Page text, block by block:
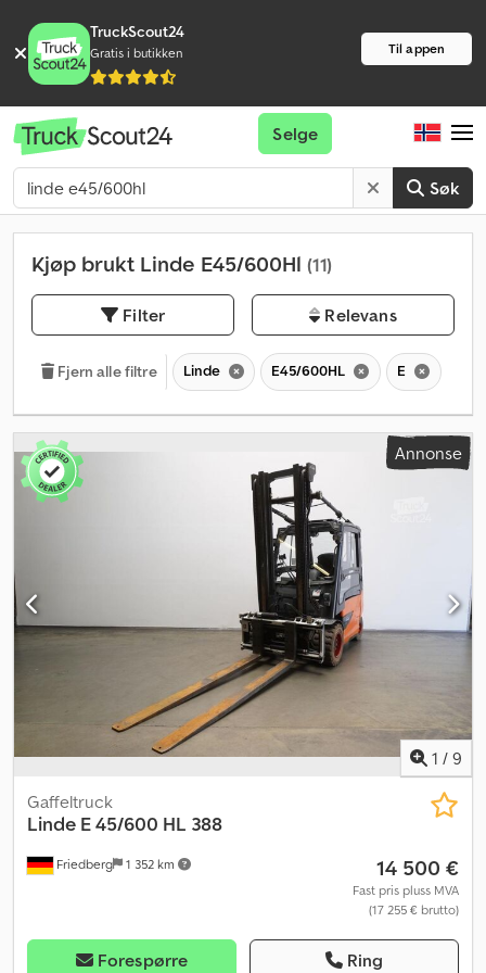
TruckScout24
Gratis i butikken Til appen
Søk
Selge
Kjøp brukt Linde E45/600Hl (11)
Filter Relevans
Fjern alle filtre Linde E45/600HL E
Annonse
1 / 9
Friedberg 1 352 km
Gaffeltruck
Linde E 45/600 HL 388
14 500 €
Fast pris pluss MVA
(17 255 € brutto)
Forespørre Ring